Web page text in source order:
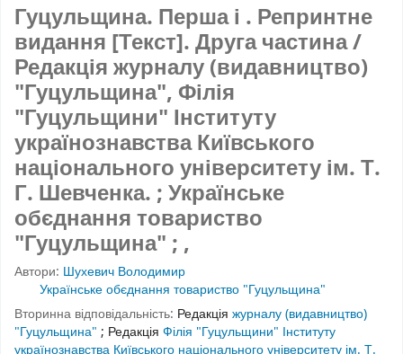
Гуцульщина. Перша і . Репринтне
видання [Текст].Друга частина/
Редакція журналу (видавництво)
"Гуцульщина", Філія
"Гуцульщини" Інституту
українознавства Київського
національного університету ім. Т.
Г. Шевченка. ; Українське
обєднання товариство
"Гуцульщина" ; ,
Автори: Шухевич Володимир
Українське обєднання товариство "Гуцульщина"
Вторинна відповідальність: Редакція журналу (видавництво)
"Гуцульщина" ; Редакція Філія "Гуцульщини" Інституту
українознавства Київського національного університету ім. Т.